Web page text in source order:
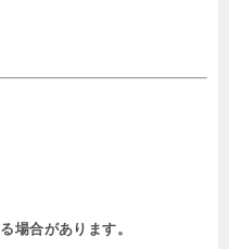
場合があります。